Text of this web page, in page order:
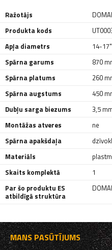
Ražotājs
Produkta kods
Apļa diametrs
14-17"
Spārna garums
870
Spārna platums
260
Spārna augstums
450
Dubļu sarga biezums
3,5
Montāžas atveres
ne
Spārna apakšdaļa
Materiāls
Skaits komplektā
1
Par šo produktu ES
atbildīgā struktūra
MANS PASŪTĪJUMS